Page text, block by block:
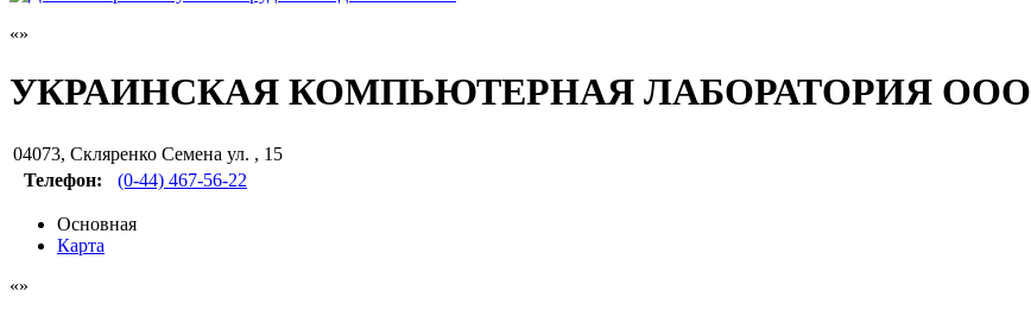
УКРАИНСКАЯ КОМПЬЮТЕРНАЯ ЛАБОРАТОРИЯ ООО
04073, Скляренко Семена ул. , 15
Телефон:
(0-44) 467-56-22
Основная
Карта